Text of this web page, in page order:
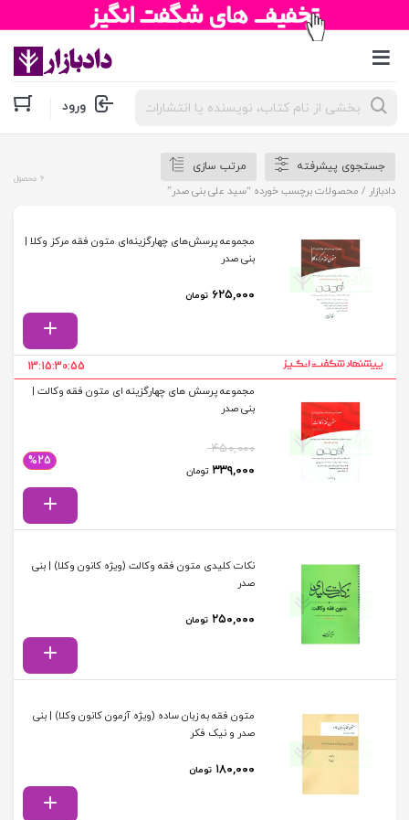
جستجوی
محصولات ورود
جستجوی پیشرفته
مرتب سازی
دادبازار / محصولات برچسب خورده “سید علی بنی صدر”
6 محصول
مجموعه پرسش‌های چهارگزینه‌ای متون فقه مرکز وکلا |
بنی صدر
۶۲۵,۰۰۰ تومان
13:15:30:55
مجموعه پرسش های چهارگزینه ای متون فقه وکالت |
بنی صدر
۴۵۰,۰۰۰
قیمت اصلی: ۴۵۰,۰۰۰ تومان بود.
۳۳۹,۰۰۰ تومانقیمت فعلی: ۳۳۹,۰۰۰ تومان.
%25
نکات کلیدی متون فقه وکالت (ویژه کانون وکلا) | بنی
صدر
۲۵۰,۰۰۰ تومان
متون فقه به زبان ساده (ویژه آزمون کانون وکلا) | بنی
صدر و نیک فکر
۱۸۰,۰۰۰ تومان